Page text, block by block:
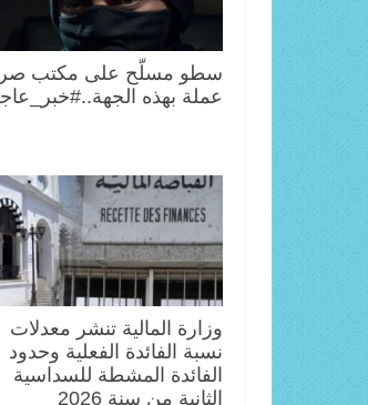
سطو مسلّح على مكتب
عملة بهذه
وزارة المالية تنشر معدلات
نسبة الفائدة الفعلية وحدود
الفائدة المشطة للسداسية
الثانية من سنة 2026